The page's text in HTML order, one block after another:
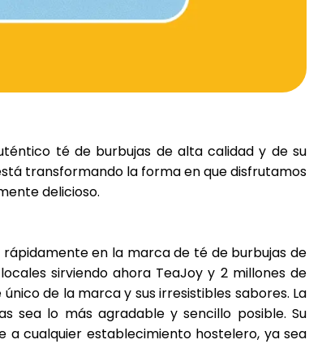
ask@scrambleup.com
té de burbujas de alta calidad y de su
transformando la forma en que disfrutamos
delicioso.
rápidamente en la marca de té de burbujas de
sirviendo ahora TeaJoy y 2 millones de
de la marca y sus irresistibles sabores. La
sea lo más agradable y sencillo posible. Su
a cualquier establecimiento hostelero, ya sea